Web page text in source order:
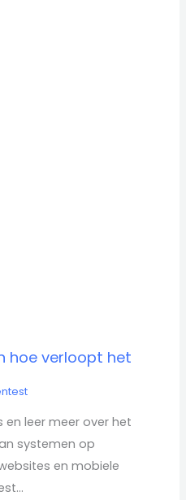
hoe verloopt het
leer meer over het
systemen op
en mobiele